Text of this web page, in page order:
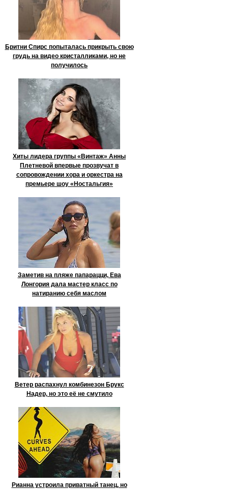
Бритни Спирс попыталась прикрыть свою
грудь на видео кристалликами, но не
получилось
Хиты лидера группы «Винтаж» Анны
Плетневой впервые прозвучат в
сопровождении хора и оркестра на
премьере шоу «Ностальгия»
Заметив на пляже папарацци, Ева
Лонгория дала мастер класс по
натиранию себя маслом
Ветер распахнул комбинезон Брукс
Надер, но это её не смутило
Рианна устроила приватный танец, но